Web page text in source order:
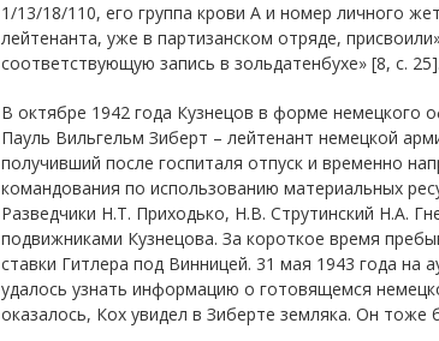
1/13/18/110, его группа крови А и номер личного
лейтенанта, уже в партизанском отряде,
соответствующую запись в зольдатенбухе» [8, с. 25].
В октябре 1942 года Кузнецов в форме немецкого
Пауль Вильгельм Зиберт – лейтенант немецкой
получивший после госпиталя отпуск и временно
командования по использованию материальных
Разведчики Н.Т. Приходько, Н.В. Струтинский
подвижниками Кузнецова. За короткое время
ставки Гитлера под Винницей. 31 мая 1943 года на
удалось узнать информацию о готовящемся
оказалось, Кох увидел в Зиберте земляка. Он тоже